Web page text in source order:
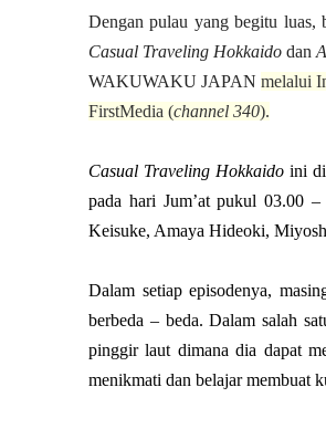
Dengan pulau yang begitu luas,
Casual Traveling Hokkaido dan
WAKUWAKU JAPAN melalui
FirstMedia (channel 340).
Casual Traveling Hokkaido ini
pada hari Jum’at pukul 03.00
Keisuke, Amaya Hideoki,
Dalam setiap episodenya,
berbeda – beda. Dalam salah
pinggir laut dimana dia dapat
menikmati dan belajar membuat